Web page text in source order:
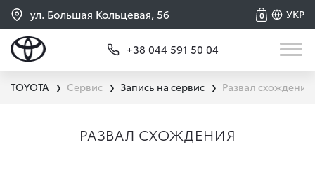
ул. Большая Кольцевая, 56 УКР
0
+38 044 591 50 04
TOYOTA ❯ Сервис ❯ Запись на сервис ❯ Развал схождения
РАЗВАЛ СХОЖДЕНИЯ